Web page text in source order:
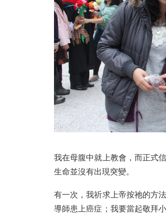
我在母腹中就上教會，而正式
生命並沒有出現突變。
有一次，我祈求上帝按祂的方
導師患上癌症；我要當起敬拜